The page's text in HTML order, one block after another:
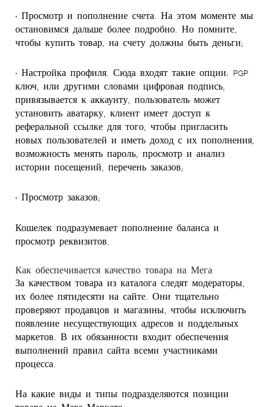
• Просмотр и пополнение счета. На этом моменте мы
остановимся дальше более подробно. Но помните,
чтобы купить товар, на счету должны быть деньги;
• Настройка профиля. Сюда входят такие опции: PGP
ключ, или другими словами цифровая подпись,
привязывается к аккаунту, пользователь может
установить аватарку, клиент имеет доступ к
реферальной ссылке для того, чтобы пригласить
новых пользователей и иметь доход с их пополнения,
возможность менять пароль, просмотр и анализ
истории посещений, перечень заказов;
• Просмотр заказов;
Кошелек подразумевает пополнение баланса и
просмотр реквизитов.
Как обеспечивается качество товара на Мега
За качеством товара из каталога следят модераторы,
их более пятидесяти на сайте. Они тщательно
проверяют продавцов и магазины, чтобы исключить
появление несуществующих адресов и поддельных
маркетов. В их обязанности входит обеспечения
выполнений правил сайта всеми участниками
процесса.
На какие виды и типы подразделяются позиции